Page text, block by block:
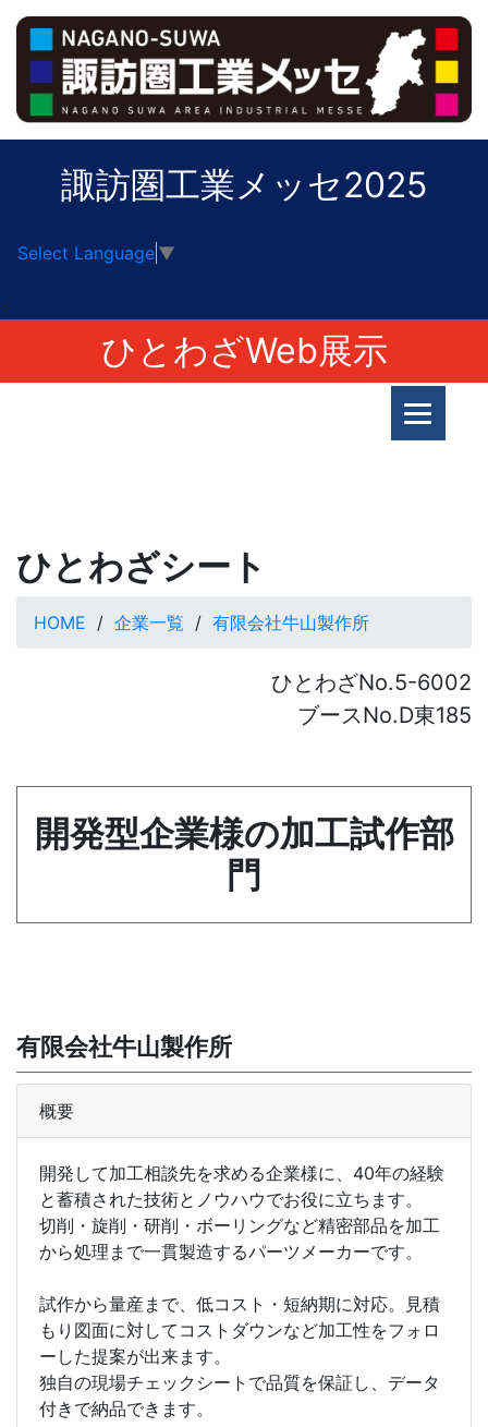
諏訪圏工業メッセ2025
Select Language ▼
>
ひとわざWeb展示
ひとわざシート
HOME 企業一覧 有限会社牛山製作所
ひとわざNo.5-6002
ブースNo.D東185
開発型企業様の加工試作部
門
有限会社牛山製作所
概要
開発して加工相談先を求める企業様に、40年の経験
と蓄積された技術とノウハウでお役に立ちます。
切削・旋削・研削・ボーリングなど精密部品を加工
から処理まで一貫製造するパーツメーカーです。
試作から量産まで、低コスト・短納期に対応。見積
もり図面に対してコストダウンなど加工性をフォロ
ーした提案が出来ます。
独自の現場チェックシートで品質を保証し、データ
付きで納品できます。